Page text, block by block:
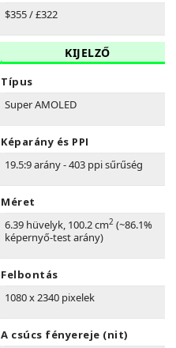
$355 / £322
KIJELZŐ
Típus
Super AMOLED
Képarány és PPI
19.5:9 arány - 403 ppi sűrűség
Méret
6.39 hüvelyk, 100.2 cm2 (~86.1%
képernyő-test arány)
Felbontás
1080 x 2340 pixelek
A csúcs fényereje (nit)